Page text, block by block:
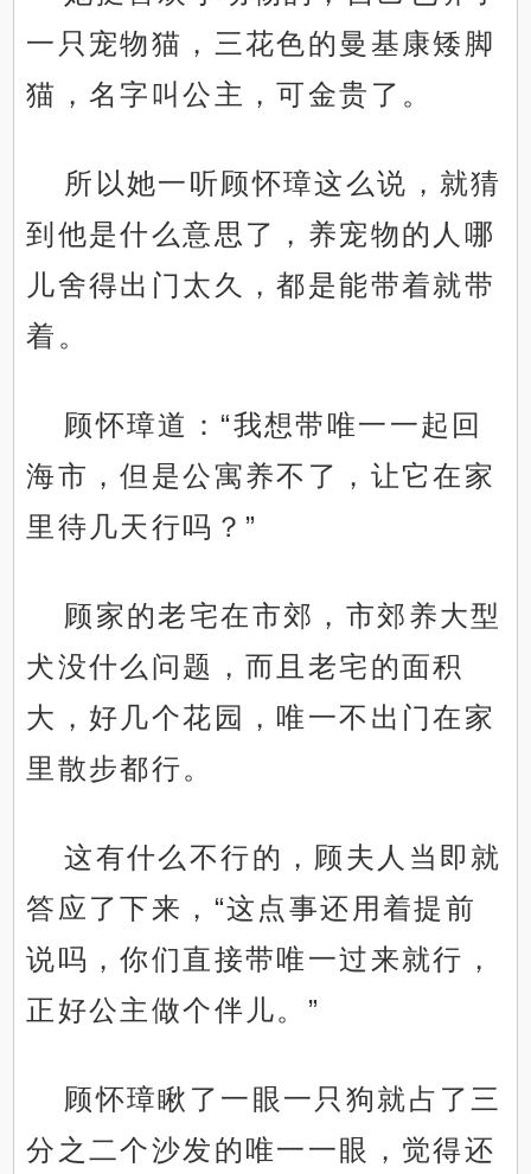
一只宠物猫，三花色的曼基康矮脚
猫，名字叫公主，可金贵了。
所以她一听顾怀璋这么说，就猜
到他是什么意思了，养宠物的人哪
儿舍得出门太久，都是能带着就带
着。
顾怀璋道：“我想带唯一一起回
海市，但是公寓养不了，让它在家
里待几天行吗？”
顾家的老宅在市郊，市郊养大型
犬没什么问题，而且老宅的面积
大，好几个花园，唯一不出门在家
里散步都行。
这有什么不行的，顾夫人当即就
答应了下来，“这点事还用着提前
说吗，你们直接带唯一过来就行，
正好公主做个伴儿。”
顾怀璋瞅了一眼一只狗就占了三
分之二个沙发的唯一一眼，觉得还